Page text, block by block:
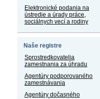
Elektronické podania na
ústredie a úrady práce,
sociálnych vecí a rodiny
Naše registre
Sprostredkovatelia
zamestnania za úhradu
Agentúry podporovaného
zamestnávania
Agentúry dočasného